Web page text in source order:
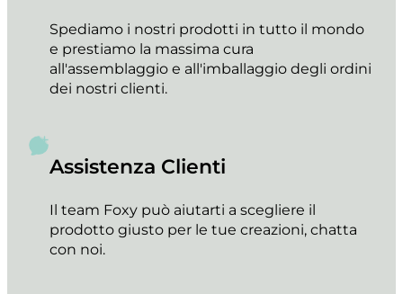
Spediamo i nostri prodotti in tutto il mondo
e prestiamo la massima cura
all'assemblaggio e all'imballaggio degli ordini
dei nostri clienti.
Assistenza Clienti
Il team Foxy può aiutarti a scegliere il
prodotto giusto per le tue creazioni, chatta
con noi.